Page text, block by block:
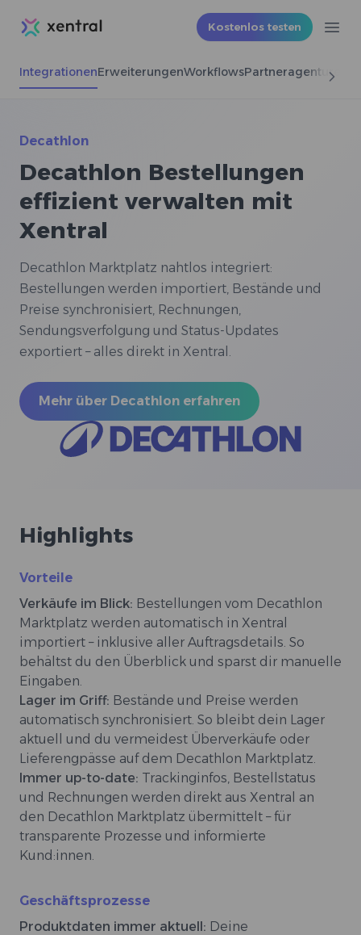
Xentral Kostenlos testen
IntegrationenErweiterungenWorkflowsPartneragenturen
Decathlon
Decathlon Bestellungen
effizient verwalten mit
Xentral
Decathlon Marktplatz nahtlos integriert:
Bestellungen werden importiert, Bestände und
Preise synchronisiert, Rechnungen,
Sendungsverfolgung und Status-Updates
exportiert – alles direkt in Xentral.
Mehr über Decathlon erfahren
Highlights
Vorteile
Verkäufe im Blick: Bestellungen vom Decathlon
Marktplatz werden automatisch in Xentral
importiert – inklusive aller Auftragsdetails. So
behältst du den Überblick und sparst dir manuelle
Eingaben.
Lager im Griff: Bestände und Preise werden
automatisch synchronisiert. So bleibt dein Lager
aktuell und du vermeidest Überverkäufe oder
Lieferengpässe auf dem Decathlon Marktplatz.
Immer up-to-date: Trackinginfos, Bestellstatus
und Rechnungen werden direkt aus Xentral an
den Decathlon Marktplatz übermittelt – für
transparente Prozesse und informierte
Kund:innen.
Geschäftsprozesse
Produktdaten immer aktuell: Deine